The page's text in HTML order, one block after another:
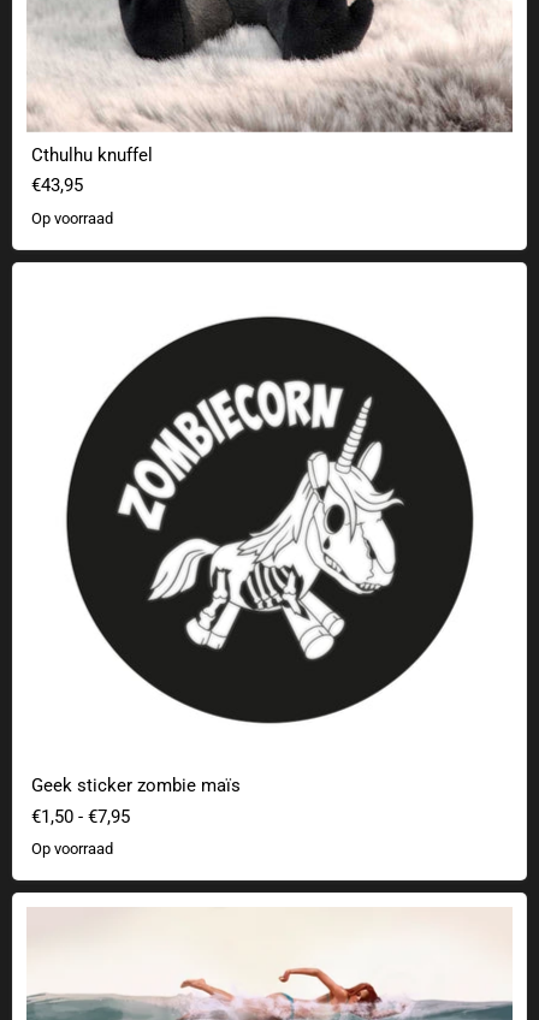
Cthulhu knuffel
€43,95
Op voorraad
Geek sticker zombie maïs
€1,50 - €7,95
Op voorraad